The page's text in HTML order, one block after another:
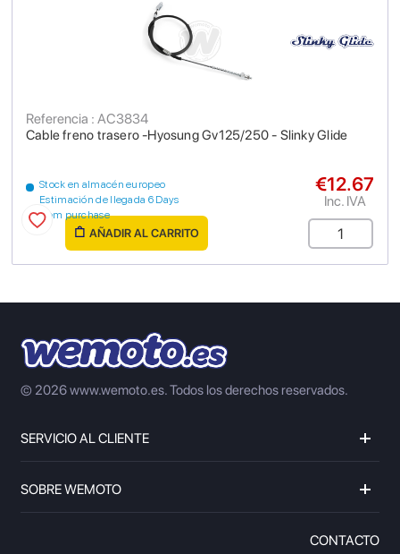
Cable freno trasero -Hyosung Gv125/250 - Slinky Glide
Referencia : AC3834
Stock en almacén europeo
Estimación de llegada 6 Days
from purchase
€12.67
Inc. IVA
AÑADIR AL CARRITO
© 2026 www.wemoto.es.Todos los derechos reservados.
SERVICIO AL CLIENTE
SOBRE WEMOTO
CONTACTO